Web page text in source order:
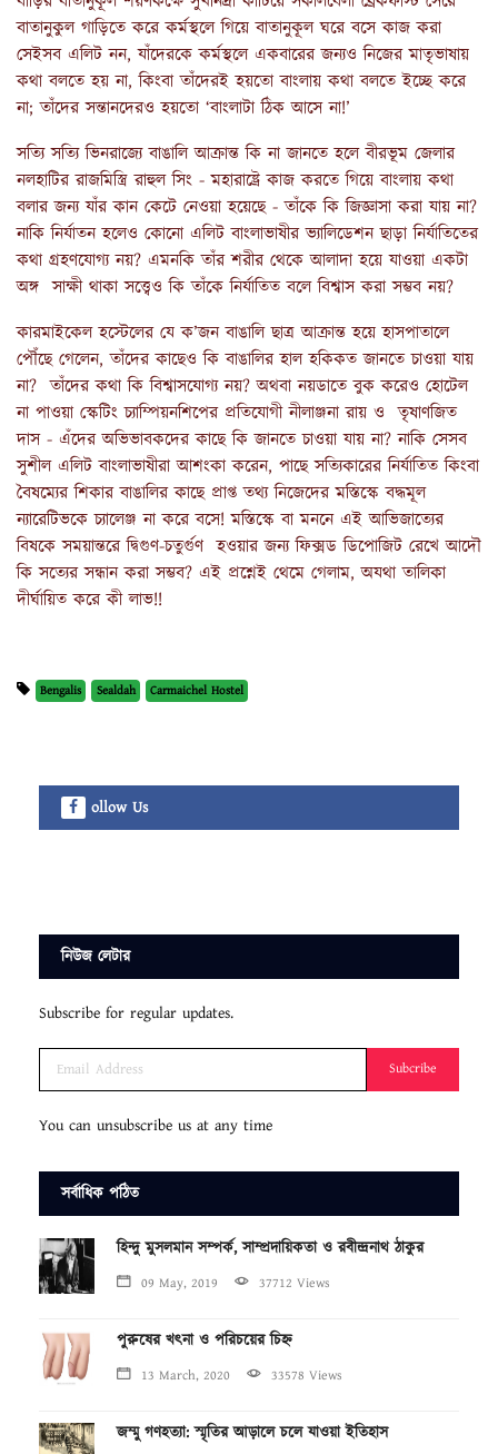
বাতানুকুল গাড়িতে করে কর্মস্থলে গিয়ে বাতানুকূল ঘরে বসে কাজ করা
সেইসব এলিট নন, যাঁদেরকে কর্মস্থলে একবারের জন্যও নিজের মাতৃভাষায়
কথা বলতে হয় না, কিংবা তাঁদেরই হয়তো বাংলায় কথা বলতে ইচ্ছে করে
না; তাঁদের সন্তানদেরও হয়তো ‘বাংলাটা ঠিক আসে না!’
সত্যি সত্যি ভিনরাজ্যে বাঙালি আক্রান্ত কি না জানতে হলে বীরভূম জেলার
নলহাটির রাজমিস্ত্রি রাহুল সিং - মহারাষ্ট্রে কাজ করতে গিয়ে বাংলায় কথা
বলার জন্য যাঁর কান কেটে নেওয়া হয়েছে - তাঁকে কি জিজ্ঞাসা করা যায় না?
নাকি নির্যাতন হলেও কোনো এলিট বাংলাভাষীর ভ্যালিডেশন ছাড়া নির্যাতিতের
কথা গ্রহণযোগ্য নয়? এমনকি তাঁর শরীর থেকে আলাদা হয়ে যাওয়া একটা
অঙ্গ সাক্ষী থাকা সত্ত্বেও কি তাঁকে নির্যাতিত বলে বিশ্বাস করা সম্ভব নয়?
কারমাইকেল হস্টেলের যে ক’জন বাঙালি ছাত্র আক্রান্ত হয়ে হাসপাতালে
পৌঁছে গেলেন, তাঁদের কাছেও কি বাঙালির হাল হকিকত জানতে চাওয়া যায়
না? তাঁদের কথা কি বিশ্বাসযোগ্য নয়? অথবা নয়ডাতে বুক করেও হোটেল
না পাওয়া স্কেটিং চ্যাম্পিয়নশিপের প্রতিযোগী নীলাঞ্জনা রায় ও তৃষাণজিত
দাস - এঁদের অভিভাবকদের কাছে কি জানতে চাওয়া যায় না? নাকি সেসব
সুশীল এলিট বাংলাভাষীরা আশংকা করেন, পাছে সত্যিকারের নির্যাতিত কিংবা
বৈষম্যের শিকার বাঙালির কাছে প্রাপ্ত তথ্য নিজেদের মস্তিস্কে বদ্ধমূল
ন্যারেটিভকে চ্যালেঞ্জ না করে বসে! মস্তিস্কে বা মননে এই আভিজাত্যের
বিষকে সময়ান্তরে দ্বিগুণ-চতুর্গুণ হওয়ার জন্য ফিক্সড ডিপোজিট রেখে আদৌ
কি সত্যের সন্ধান করা সম্ভব? এই প্রশ্নেই থেমে গেলাম, অযথা তালিকা
দীর্ঘায়িত করে কী লাভ!!
Bengalis Sealdah Carmaichel Hostel
ollow Us
নিউজ লেটার
Subscribe for regular updates.
Subcribe
You can unsubscribe us at any time
সর্বাধিক পঠিত
হিন্দু মুসলমান সম্পর্ক, সাম্প্রদায়িকতা ও রবীন্দ্রনাথ ঠাকুর
09 May, 2019 37712 Views
পুরুষের খৎনা ও পরিচয়ের চিহ্ন
13 March, 2020 33578 Views
জম্মু গণহত্যা: স্মৃতির আড়ালে চলে যাওয়া ইতিহাস